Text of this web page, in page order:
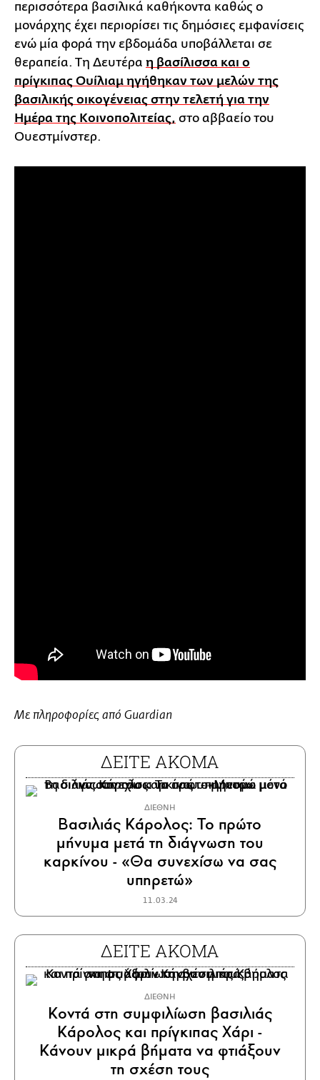
περισσότερα βασιλικά καθήκοντα καθώς ο
μονάρχης έχει περιορίσει τις δημόσιες εμφανίσεις
ενώ μία φορά την εβδομάδα υποβάλλεται σε
θεραπεία. Τη Δευτέρα η βασίλισσα και ο
πρίγκιπας Ουίλιαμ ηγήθηκαν των μελών της
βασιλικής οικογένειας στην τελετή για την
Ημέρα της Κοινοπολιτείας, στο αββαείο του
Ουεστμίνστερ.
Με πληροφορίες από Guardian
ΔΕΙΤΕ ΑΚΟΜΑ
ΔΙΕΘΝΗ
Βασιλιάς Κάρολος: Το πρώτο
μήνυμα μετά τη διάγνωση του
καρκίνου - «Θα συνεχίσω να σας
υπηρετώ»
11.03.24
ΔΕΙΤΕ ΑΚΟΜΑ
ΔΙΕΘΝΗ
Κοντά στη συμφιλίωση βασιλιάς
Κάρολος και πρίγκιπας Χάρι -
Κάνουν μικρά βήματα να φτιάξουν
τη σχέση τους